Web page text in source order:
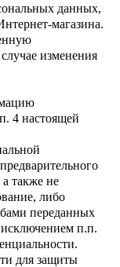
данных,
магазина.
изменения
4 настоящей
также не
либо
переданных
п.п.
для защиты